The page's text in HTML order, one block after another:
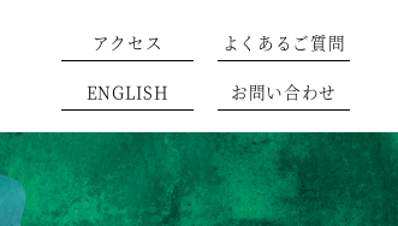
アクセス よくあるご質問
ENGLISH お問い合わせ